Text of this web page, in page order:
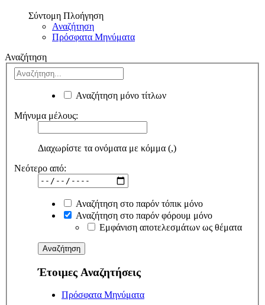
Σύντομη Πλοήγηση
Αναζήτηση
Πρόσφατα Μηνύματα
Αναζήτηση
Αναζήτηση μόνο τίτλων
Μήνυμα μέλους:
Διαχωρίστε τα ονόματα με κόμμα (,)
Νεότερο από:
Αναζήτηση στο παρόν τόπικ μόνο
Αναζήτηση στο παρόν φόρουμ μόνο
Εμφάνιση αποτελεσμάτων ως θέματα
Έτοιμες Αναζητήσεις
Πρόσφατα Μηνύματα